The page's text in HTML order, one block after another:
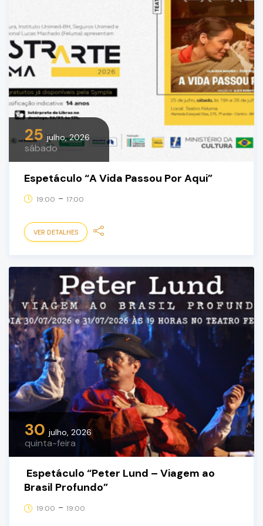
25 julho, 2026
sábado
Espetáculo “A Vida Passou Por Aqui”
19:00 - 17:00
VER DETALHES
30 julho, 2026
quinta-feira
Espetáculo “Peter Lund – Viagem ao
Brasil Profundo”
19:00 - 19:00